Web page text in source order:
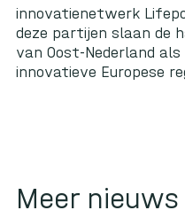
innovatienetwerk
deze partijen slaan de
van Oost-Nederland
innovatieve Europese
Meer nieuws